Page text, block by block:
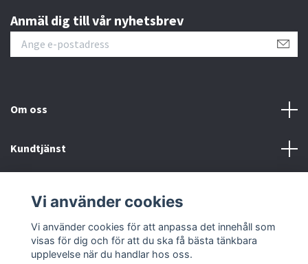
Anmäl dig till vår nyhetsbrev
Om oss
Kundtjänst
Sociala medier
Vi använder cookies
Vi använder cookies för att anpassa det innehåll som
visas för dig och för att du ska få bästa tänkbara
upplevelse när du handlar hos oss.